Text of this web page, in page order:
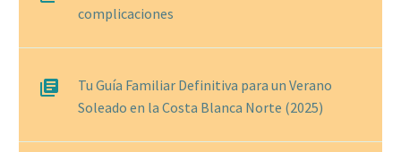
complicaciones
Tu Guía Familiar Definitiva para un Verano
Soleado en la Costa Blanca Norte (2025)